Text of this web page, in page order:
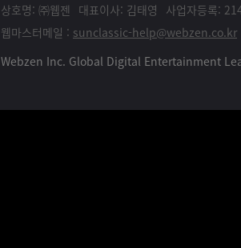
상호명: ㈜웹젠 대표이사: 김태영
사업자등록:
웹마스터메일 : sunclassic-help@webzen.co.kr
Webzen Inc. Global Digital Entertainment